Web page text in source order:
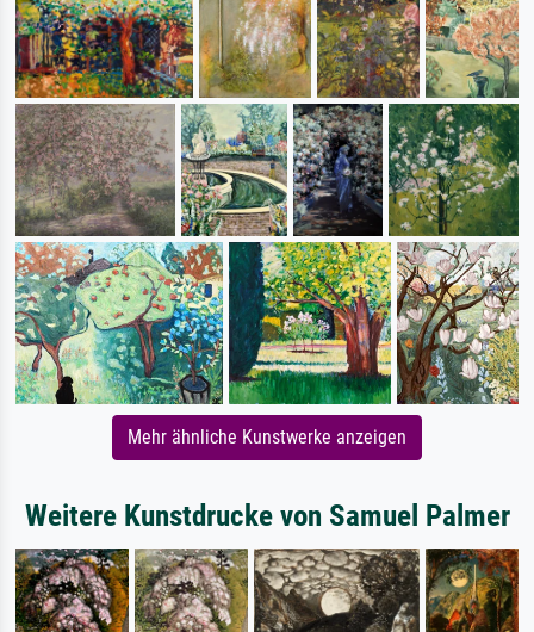
Mehr ähnliche Kunstwerke anzeigen
Weitere Kunstdrucke von Samuel Palmer